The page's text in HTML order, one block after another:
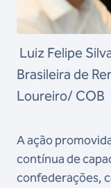
Luiz Felipe
Brasileira de
Loureiro/ COB
A ação
contínua de
confederações,